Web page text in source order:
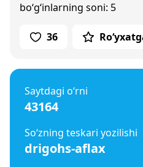
bo‘g‘inlarning soni: 5
36
Saytdagi o‘rni
43164
So‘zning teskari yozilishi
drigohs-aflax